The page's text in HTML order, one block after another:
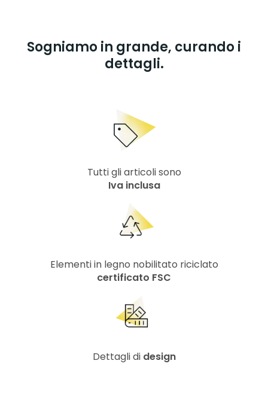
Sogniamo in grande, curando i
dettagli.
Tutti gli articoli sono
Iva inclusa
Elementi in legno nobilitato riciclato
certificato FSC
Dettagli di design